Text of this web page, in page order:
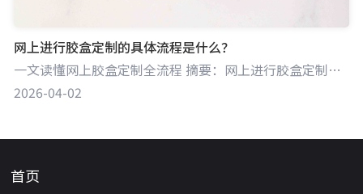
网上进行胶盒定制的具体流程是什么？
一文读懂网上胶盒定制全流程 摘要：网上进行胶盒定制，一般需经历沟通需求、设计确认、确定价格与订单、生产制作、物流配送等环节。各步骤紧密相连，确保定制胶盒符合客户预期。江门锐鼎包装科技有限公司凭借专业能力，能在网上定制流程中为客户提供优质服务。
2026-04-02
首页